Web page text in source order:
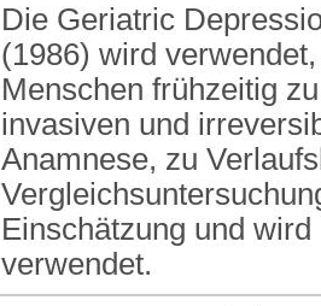
Die Geriatric
(1986) wird
Menschen frühzeitig
invasiven und
Anamnese, zu
Einschätzung und
verwendet.